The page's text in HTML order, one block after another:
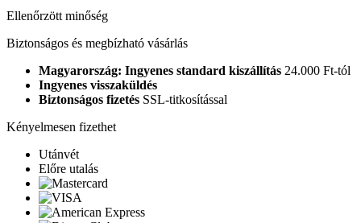
Ellenőrzött minőség
Biztonságos és megbízható vásárlás
Magyarország: Ingyenes standard kiszállítás 24.000 Ft-tól
Ingyenes visszaküldés
Biztonságos fizetés SSL-titkosítással
Kényelmesen fizethet
Utánvét
Előre utalás